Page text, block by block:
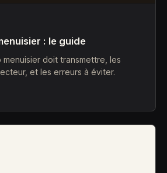
: le guide
doit transmettre, les
et les erreurs à éviter.